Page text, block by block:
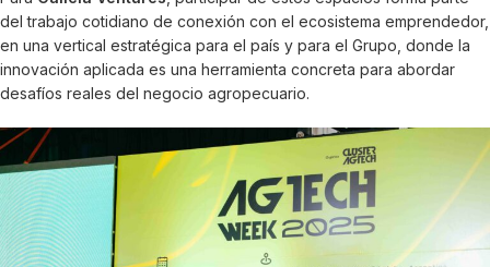
del trabajo cotidiano de conexión con el ecosistema emprendedor,
en una vertical estratégica para el país y para el Grupo, donde la
innovación aplicada es una herramienta concreta para abordar
desafíos reales del negocio agropecuario.